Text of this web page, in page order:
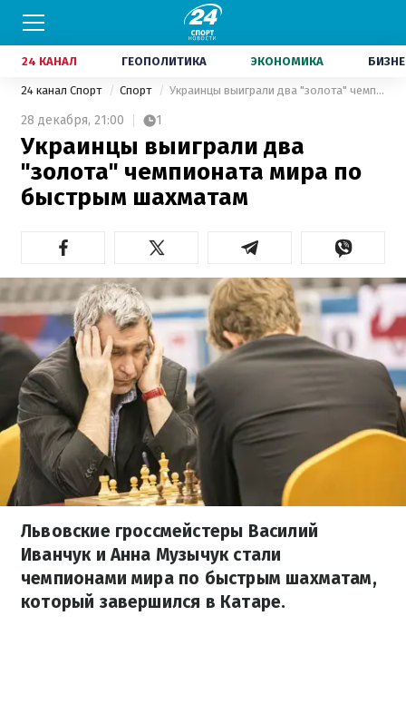
24 КАНАЛ ГЕОПОЛИТИКА ЭКОНОМИКА
24 канал Спорт Спорт Украинцы выиграли два "золота" чемпионата мира по быстрым шахматам
28 декабря, 21:00 1
Украинцы выиграли два
"золота" чемпионата мира по
быстрым шахматам
Львовские гроссмейстеры Василий
Иванчук и Анна Музычук стали
чемпионами мира по быстрым шахматам,
который завершился в Катаре.